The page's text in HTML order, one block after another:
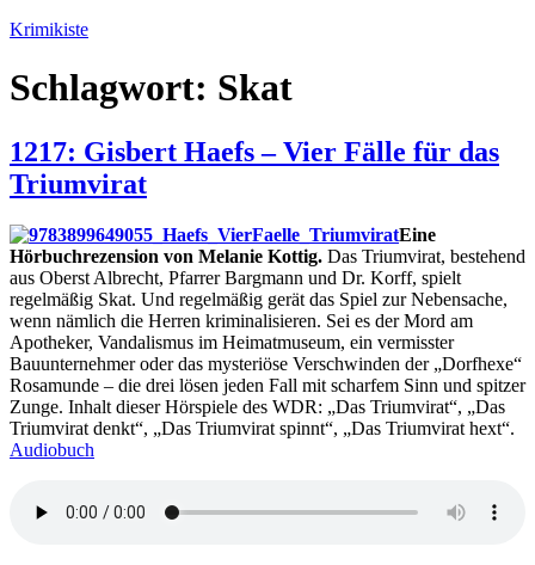
Zum
springen
Krimikiste
Schlagwort: Skat
1217: Gisbert Haefs – Vier Fälle für das
Triumvirat
Eine
Hörbuchrezension von Melanie Kottig. Das Triumvirat, bestehend
aus Oberst Albrecht, Pfarrer Bargmann und Dr. Korff, spielt
regelmäßig Skat. Und regelmäßig gerät das Spiel zur Nebensache,
wenn nämlich die Herren kriminalisieren. Sei es der Mord am
Apotheker, Vandalismus im Heimatmuseum, ein vermisster
Bauunternehmer oder das mysteriöse Verschwinden der „Dorfhexe“
Rosamunde – die drei lösen jeden Fall mit scharfem Sinn und spitzer
Zunge. Inhalt dieser Hörspiele des WDR: „Das Triumvirat“, „Das
Triumvirat denkt“, „Das Triumvirat spinnt“, „Das Triumvirat hext“.
Audiobuch